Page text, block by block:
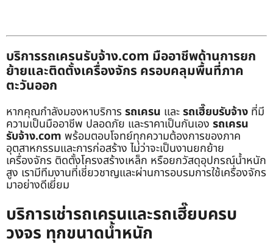
บริการรถเครนรับจ้าง.com มืออาชีพด้านการยก
ย้ายและติดตั้งเครื่องจักร ครอบคลุมพื้นที่ภาค
ตะวันออก
หากคุณกำลังมองหาบริการ รถเครน และรถเฮี๊ยบรับจ้าง ที่มี
ความเป็นมืออาชีพ ปลอดภัย และราคาเป็นกันเอง รถเครน
รับจ้าง.com พร้อมตอบโจทย์ทุกความต้องการของภาค
อุตสาหกรรมและการก่อสร้าง ไม่ว่าจะเป็นงานยกย้าย
เครื่องจักร ติดตั้งโครงสร้างเหล็ก หรือยกวัสดุอุปกรณ์น้ำหนัก
สูง เรามีทีมงานที่เชี่ยวชาญและผ่านการอบรมการใช้เครื่องจักร
มาอย่างดีเยี่ยม
บริการเช่ารถเครนและรถเฮี๊ยบครบ
วงจร ทุกขนาดน้ำหนัก